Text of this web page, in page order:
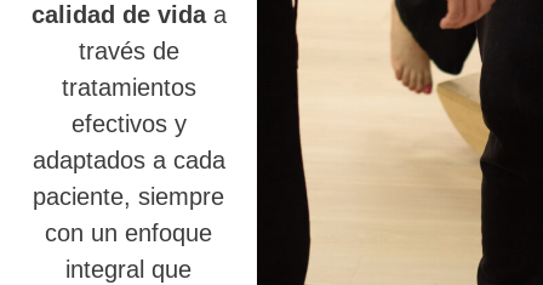
calidad de vidaa
través de
tratamientos
efectivos y
adaptados a cada
paciente, siempre
con un enfoque
integral que